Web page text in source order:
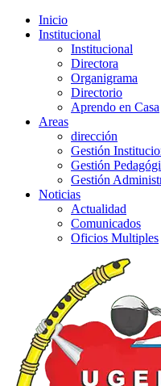
Inicio
Institucional
Institucional
Directora
Organigrama
Directorio
Aprendo en Casa
Areas
dirección
Gestión
Gestión
Gestión
Noticias
Actualidad
Comunicados
Oficios Multiples